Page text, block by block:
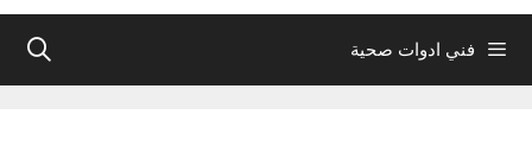
فني ادوات صحية